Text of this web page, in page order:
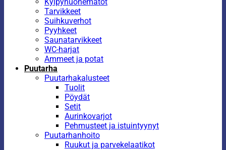
Tarvikkeet
Suihkuverhot
Pyyhkeet
Saunatarvikkeet
WC-harjat
Ammeet ja potat
Puutarha
Puutarhakalusteet
Tuolit
Pöydät
Setit
Aurinkovarjot
Pehmusteet ja istuintyynyt
Puutarhanhoito
Ruukut ja parvekelaatikot